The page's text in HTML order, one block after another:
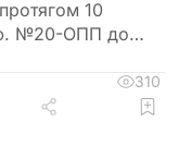
10
ф. №20-ОПП до
об’єкта і
кожному з яких
310